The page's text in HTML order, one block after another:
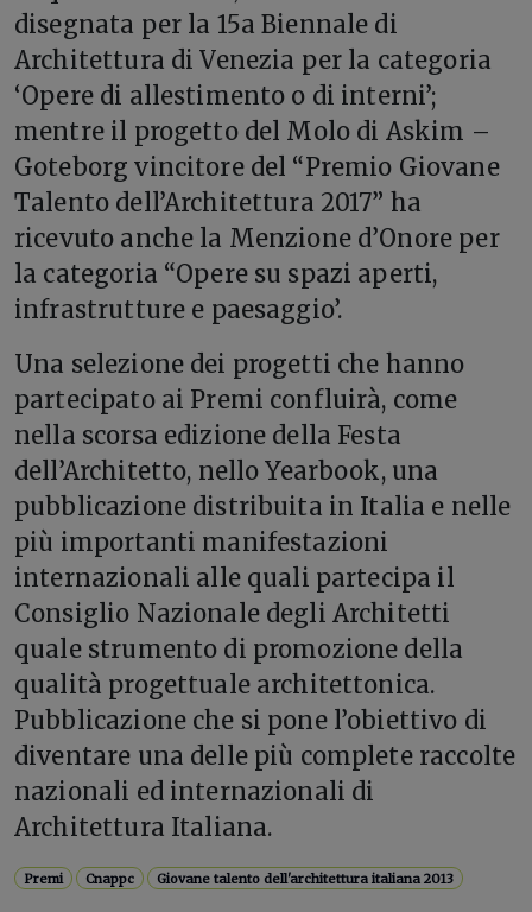
disegnata per la 15a Biennale di
Architettura di Venezia per la categoria
‘Opere di allestimento o di interni’;
mentre il progetto del Molo di Askim –
Goteborg vincitore del “Premio Giovane
Talento dell’Architettura 2017” ha
ricevuto anche la Menzione d’Onore per
la categoria “Opere su spazi aperti,
infrastrutture e paesaggio’.
Una selezione dei progetti che hanno
partecipato ai Premi confluirà, come
nella scorsa edizione della Festa
dell’Architetto, nello Yearbook, una
pubblicazione distribuita in Italia e nelle
più importanti manifestazioni
internazionali alle quali partecipa il
Consiglio Nazionale degli Architetti
quale strumento di promozione della
qualità progettuale architettonica.
Pubblicazione che si pone l’obiettivo di
diventare una delle più complete raccolte
nazionali ed internazionali di
Architettura Italiana.
Premi Cnappc Giovane talento dell'architettura italiana 2013